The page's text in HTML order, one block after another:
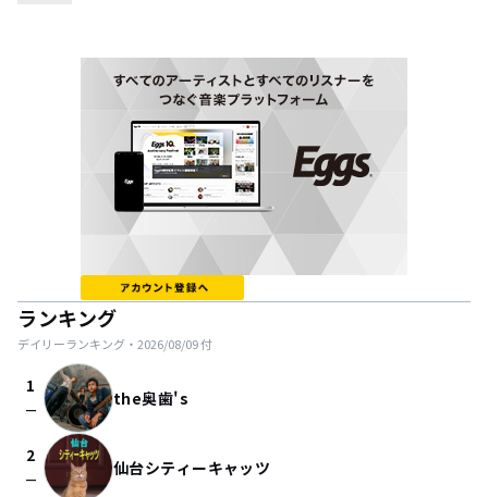
ランキング
デイリーランキング・ 2026/08/09付
1
check_indeterminate_small the奥歯's
2
check_indeterminate_small 仙台シティーキャッツ